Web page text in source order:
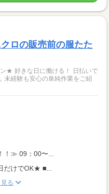
ロの販売前の服たた
★ 好きな日に働ける！ 日払いで
！≫ 09：00〜...
だけでOK★ ■...
る